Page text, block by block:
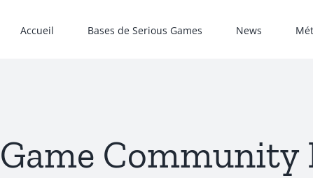
Accueil Bases de Serious Games News
Game Community